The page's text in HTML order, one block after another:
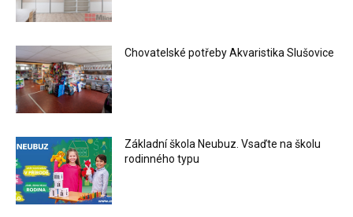
Chovatelské potřeby Akvaristika Slušovice
Základní škola Neubuz. Vsaďte na školu
rodinného typu